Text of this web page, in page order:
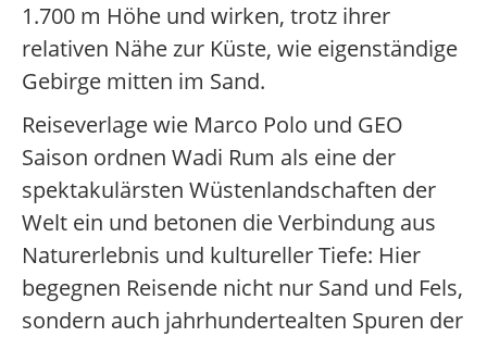
1.700 m Höhe und wirken, trotz ihrer
relativen Nähe zur Küste, wie eigenständige
Gebirge mitten im Sand.
Reiseverlage wie Marco Polo und GEO
Saison ordnen Wadi Rum als eine der
spektakulärsten Wüstenlandschaften der
Welt ein und betonen die Verbindung aus
Naturerlebnis und kultureller Tiefe: Hier
begegnen Reisende nicht nur Sand und Fels,
sondern auch jahrhundertealten Spuren der